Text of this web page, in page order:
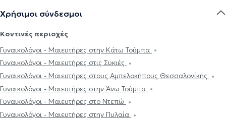
Χρήσιμοι σύνδεσμοι
Κοντινές περιοχές
Γυναικολόγοι - Μαιευτήρες στην Κάτω Τούμπα
Γυναικολόγοι - Μαιευτήρες στις Συκιές
Γυναικολόγοι - Μαιευτήρες στους Αμπελοκήπους Θεσσαλονίκης
Γυναικολόγοι - Μαιευτήρες στην Άνω Τούμπα
Γυναικολόγοι - Μαιευτήρες στο Ντεπώ
Γυναικολόγοι - Μαιευτήρες στην Πυλαία